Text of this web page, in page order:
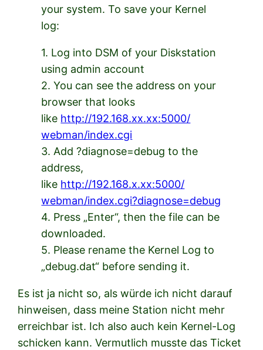
your system. To save your Kernel
log:
1. Log into DSM of your Diskstation
using admin account
2. You can see the address on your
browser that looks
like http://192.168.xx.xx:5000/
webman/index.cgi
3. Add ?diagnose=debug to the
address,
like http://192.168.x.xx:5000/
webman/index.cgi?diagnose=debug
4. Press „Enter“, then the file can be
downloaded.
5. Please rename the Kernel Log to
„debug.dat“ before sending it.
Es ist ja nicht so, als würde ich nicht darauf
hinweisen, dass meine Station nicht mehr
erreichbar ist. Ich also auch kein Kernel-Log
schicken kann. Vermutlich musste das Ticket